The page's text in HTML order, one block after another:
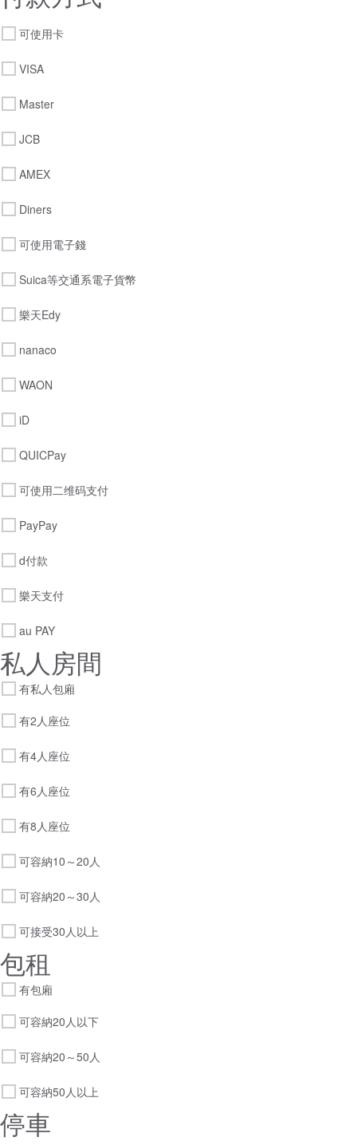
可使用卡
VISA
Master
JCB
AMEX
Diners
可使用電子錢
Suica等交通系電子貨幣
樂天Edy
nanaco
WAON
iD
QUICPay
可使用二维码支付
PayPay
d付款
樂天支付
au PAY
私人房間
有私人包廂
有2人座位
有4人座位
有6人座位
有8人座位
可容納10～20人
可容納20～30人
可接受30人以上
包租
有包廂
可容納20人以下
可容納20～50人
可容納50人以上
停車